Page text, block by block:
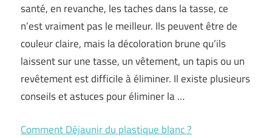
santé, en revanche, les taches dans la tasse, ce
n’est vraiment pas le meilleur. Ils peuvent être de
couleur claire, mais la décoloration brune qu’ils
laissent sur une tasse, un vêtement, un tapis ou un
revêtement est difficile à éliminer. Il existe plusieurs
conseils et astuces pour éliminer la …
Comment Déjaunir du plastique blanc ?